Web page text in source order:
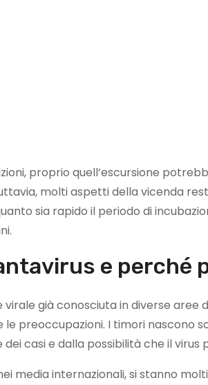
proprio quell’escursione
molti aspetti della vicenda
sia rapido il periodo di
e perché
virale già conosciuta in diverse
preoccupazioni. I timori nascono
casi e dalla possibilità che il
media internazionali, si stanno